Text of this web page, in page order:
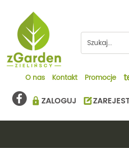
O nas Kontakt Promocje
ZALOGUJ